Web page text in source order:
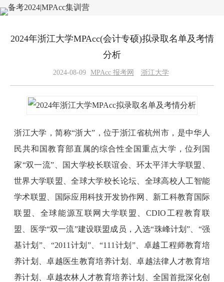
2024年浙江大学MPAcc(会计专硕)拟录取名单及考情
分析
2024-08-09 MPAcc 报考网 浙江大学
浙江大学，简称“浙大”，位于浙江省杭州市，是中华人
民共和国教育部直属的综合性全国重点大学，位列国
家“双一流”、国大学校长联谊会、环太平洋大学联盟、
世界大学联盟、全球大学校长论坛、全球高校人工智能
学术联盟、国际应用科技开发协作网、新工科教育国际
联盟、全球能源互联网大学联盟、CDIO工程教育联
盟、医学“双一流”建设联盟成员，入选“珠峰计划”、“强
基计划”、“2011计划”、“111计划”、卓越工程师教育培
养计划、卓越医生教育培养计划、卓越法律人才教育培
养计划、卓越农林人才教育培养计划、全国首批深化创